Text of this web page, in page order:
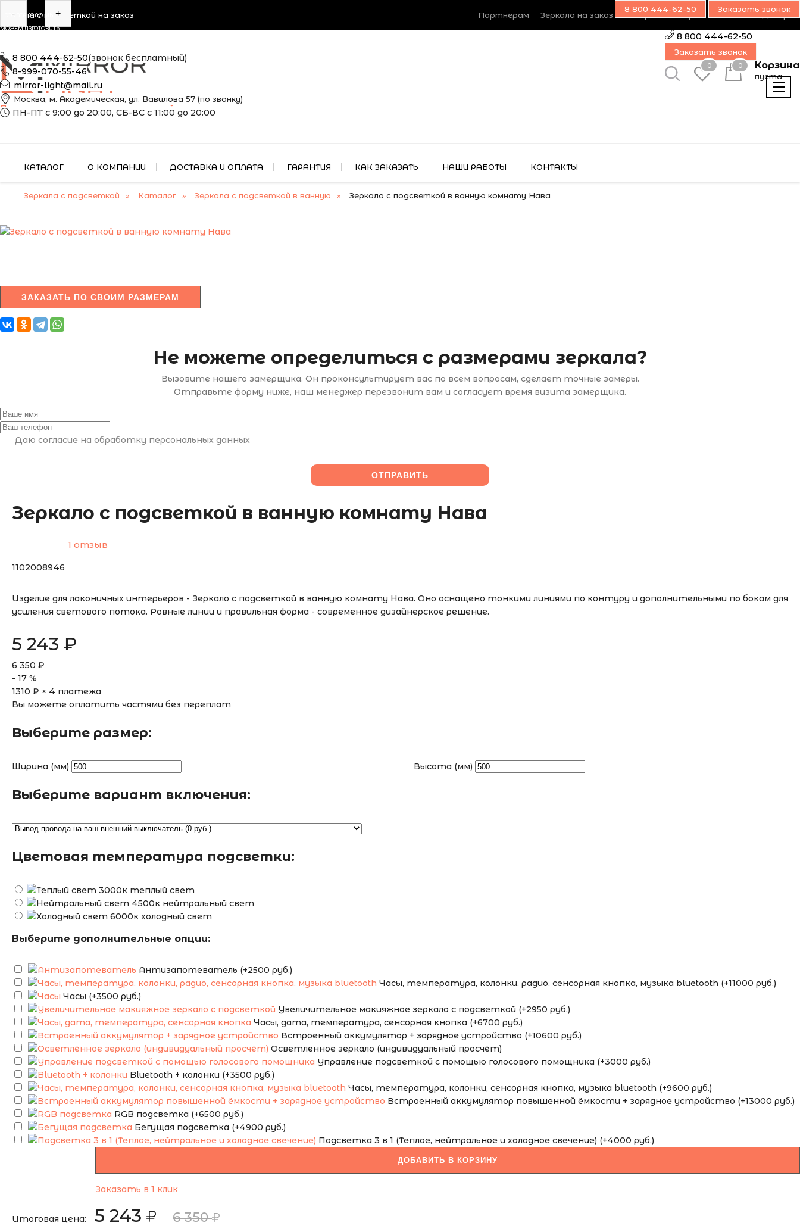
Зеркала с подсветкой на заказ Партнёрам Зеркала на заказ Возврат товара Наш блог Дилерам
Производитель зеркал с подсветкой
8 800 444-62-50(звонок бесплатный)
8-999-070-55-46
mirror-light@mail.ru
Москва, м. Академическая, ул. Вавилова 57 (по звонку)
ПН-ПТ с 9:00 до 20:00, СБ-ВС с 11:00 до 20:00
8 800 444-62-50
Заказать звонок
0 0 Корзина
пуста
КАТАЛОГ О КОМПАНИИ ДОСТАВКА И ОПЛАТА ГАРАНТИЯ КАК ЗАКАЗАТЬ НАШИ РАБОТЫ КОНТАКТЫ
8 800 444-62-50 Заказать звонок
Зеркала с подсветкой Каталог Зеркала с подсветкой в ванную Зеркало с подсветкой в ванную комнату Нава
ЭТО ЗЕРКАЛО МЫ
МОЖЕМ ИЗГОТОВИТЬ
РАЗМЕРАМ
ЗАКАЗАТЬ ПО СВОИМ РАЗМЕРАМ
Не можете определиться с размерами зеркала?
Вызовите нашего замерщика. Он проконсультирует вас по всем вопросам, сделает точные замеры.
Отправьте форму ниже, наш менеджер перезвонит вам и согласует время визита замерщика.
Даю согласие на обработку персональных данных
Зеркало с подсветкой в ванную комнату Нава
1 отзыв
1102008946
Изделие для лаконичных интерьеров - Зеркало с подсветкой в ванную комнату Нава. Оно оснащено тонкими линиями по контуру и дополнительными по бокам для
усиления светового потока. Ровные линии и правильная форма - современное дизайнерское решение.
5 243 ₽
6 350 ₽
- 17 %
1310 ₽ × 4 платежа
Вы можете оплатить частями без переплат
Выберите размер:
Ширина (мм) Высота (мм)
Выберите вариант включения:
Цветовая температура подсветки:
теплый свет
нейтральный свет
холодный свет
Выберите дополнительные опции:
Антизапотеватель (+2500 руб.)
Часы, температура, колонки, радио, сенсорная кнопка, музыка bluetooth (+11000 руб.)
Часы (+3500 руб.)
Увеличительное макияжное зеркало с подсветкой (+2950 руб.)
Часы, дата, температура, сенсорная кнопка (+6700 руб.)
Встроенный аккумулятор + зарядное устройство (+10600 руб.)
Осветлённое зеркало (индивидуальный просчёт)
Управление подсветкой с помощью голосового помощника (+3000 руб.)
Bluetooth + колонки (+3500 руб.)
Часы, температура, колонки, сенсорная кнопка, музыка bluetooth (+9600 руб.)
Встроенный аккумулятор повышенной ёмкости + зарядное устройство (+13000 руб.)
RGB подсветка (+6500 руб.)
Бегущая подсветка (+4900 руб.)
Подсветка 3 в 1 (Теплое, нейтральное и холодное свечение) (+4000 руб.)
- +
ДОБАВИТЬ В КОРЗИНУ
Заказать в 1 клик
Итоговая цена: 5 243 6 350